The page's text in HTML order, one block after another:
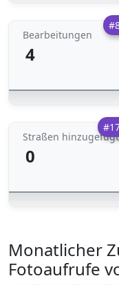
Bearbeitungen
4
Straßen hinzugefügt
0
Monatlicher
Fotoaufrufe